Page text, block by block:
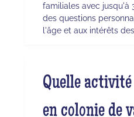
familiales avec jusqu'à
des questions
l'âge et aux intérêts
Quelle
en colonie de